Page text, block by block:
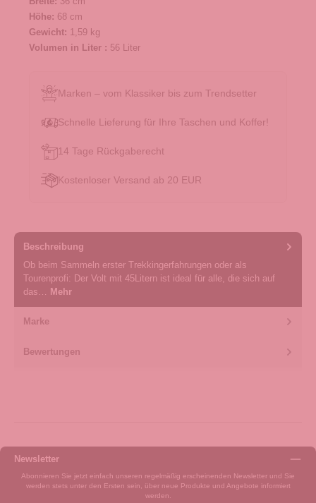
Höhe: 68 cm
Gewicht: 1,59 kg
Volumen in Liter : 56 Liter
Marken – vom Klassiker bis zum Trendsetter
Schnelle Lieferung für Ihre Taschen und Koffer!
14 Tage Rückgaberecht
Kostenloser Versand ab 20 EUR
Beschreibung
Ob beim Sammeln erster Trekkingerfahrungen oder als
Tourenprofi: Der Volt mit 45Litern ist ideal für alle, die sich auf
das…
Mehr
Marke
Bewertungen
Newsletter
Abonnieren Sie jetzt einfach unseren regelmäßig erscheinenden Newsletter und Sie
werden stets unter den Ersten sein, über neue Produkte und Angebote informiert
werden.